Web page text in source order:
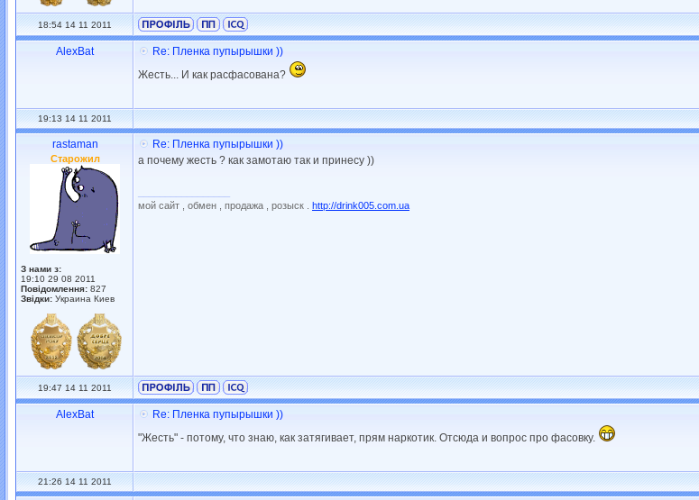
18:54 14 11 2011
AlexBat
Re: Пленка пупырышки ))
Жесть... И как расфасована?
19:13 14 11 2011
rastaman
Старожил
З нами з:
19:10 29 08 2011
Повідомлення: 827
Звідки: Украина Киев
Re: Пленка пупырышки ))
а почему жесть ? как замотаю так и принесу ))
мой сайт , обмен , продажа , розыск .
http://drink005.com.ua
19:47 14 11 2011
AlexBat
Re: Пленка пупырышки ))
"Жесть" - потому, что знаю, как затягивает, прям наркотик. Отсюда и вопрос про фасовку.
21:26 14 11 2011